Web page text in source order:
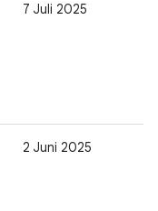
7 Juli 2025
2 Juni 2025